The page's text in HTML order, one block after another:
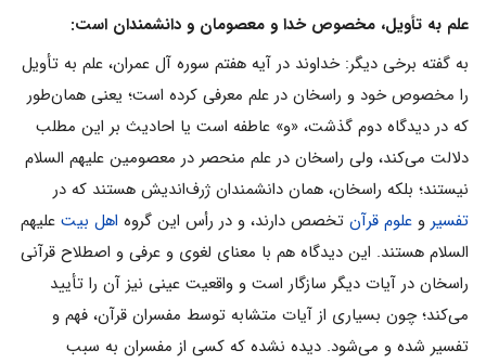
علم به تأویل، مخصوص خدا و معصومان و دانشمندان است:
به گفته برخی دیگر: خداوند در آیه هفتم سوره آل عمران، علم به تأویل
را مخصوص خود و راسخان در علم معرفى کرده است؛ یعنى همان‌طور
که در دیدگاه دوم گذشت، «و» عاطفه است یا احادیث بر این مطلب
دلالت مى‌کند، ولى راسخان در علم منحصر در معصومین علیهم السلام
نیستند؛ بلکه راسخان، همان دانشمندان ژرف‌اندیش هستند که در
تفسیر و علوم قرآن تخصص دارند، و در رأس این گروه اهل بیت علیهم
السلام هستند. این دیدگاه هم با معناى لغوى و عرفى و اصطلاح قرآنى
راسخان در آیات دیگر سازگار است و واقعیت عینى نیز آن را تأیید
مى‌کند؛ چون بسیارى از آیات متشابه توسط مفسران قرآن، فهم و
تفسیر شده و مى‌شود. دیده نشده که کسى از مفسران به سبب